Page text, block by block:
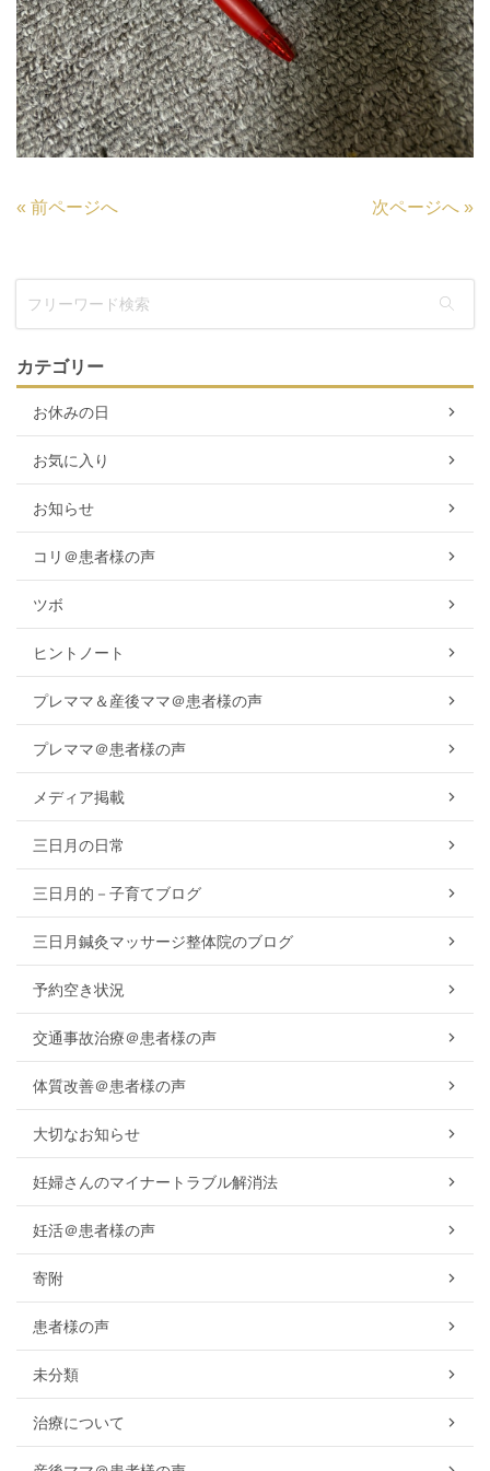
« 前ページへ 次ページへ »
カテゴリー
お休みの日
お気に入り
お知らせ
コリ＠患者様の声
ツボ
ヒントノート
プレママ＆産後ママ＠患者様の声
プレママ＠患者様の声
メディア掲載
三日月の日常
三日月的－子育てブログ
三日月鍼灸マッサージ整体院のブログ
予約空き状況
交通事故治療＠患者様の声
体質改善＠患者様の声
大切なお知らせ
妊婦さんのマイナートラブル解消法
妊活＠患者様の声
寄附
患者様の声
未分類
治療について